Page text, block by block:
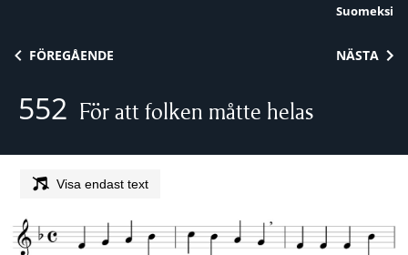
Suomeksi
FÖREGÅENDE NÄSTA
552 För att folken måtte helas
Visa endast text